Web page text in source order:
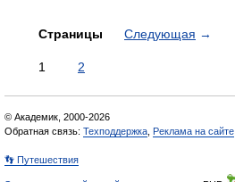
Страницы Следующая →
1 2
© Академик, 2000-2026
Обратная связь: Техподдержка Реклама на сайте
👣 Путешествия